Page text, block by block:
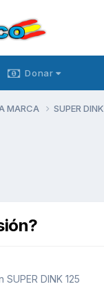
Donar
MARCA SUPER DINK
SUPER DINK 125